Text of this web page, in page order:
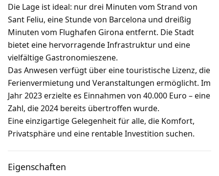
Die Lage ist ideal: nur drei Minuten vom Strand von
Sant Feliu, eine Stunde von Barcelona und dreißig
Minuten vom Flughafen Girona entfernt. Die Stadt
bietet eine hervorragende Infrastruktur und eine
vielfältige Gastronomieszene.
Das Anwesen verfügt über eine touristische Lizenz, die
Ferienvermietung und Veranstaltungen ermöglicht. Im
Jahr 2023 erzielte es Einnahmen von 40.000 Euro – eine
Zahl, die 2024 bereits übertroffen wurde.
Eine einzigartige Gelegenheit für alle, die Komfort,
Privatsphäre und eine rentable Investition suchen.
Eigenschaften